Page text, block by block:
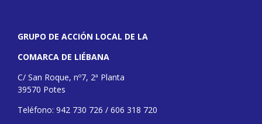
GRUPO DE ACCIÓN LOCAL DE LA
COMARCA DE LIÉBANA
C/ San Roque, nº7, 2ª Planta
39570 Potes
Teléfono: 942 730 726 / 606 318 720